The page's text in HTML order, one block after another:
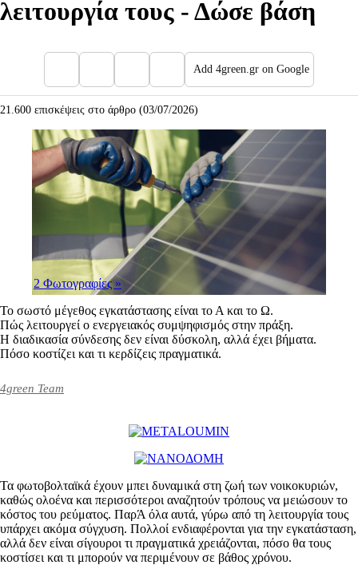
λειτουργία τους - Δώσε βάση
Add 4green.gr on Google
21.600 επισκέψεις στο άρθρο (03/07/2026)
2 Φωτογραφίες »
Το σωστό μέγεθος εγκατάστασης είναι το Α και το Ω.
Πώς λειτουργεί ο ενεργειακός συμψηφισμός στην πράξη.
Η διαδικασία σύνδεσης δεν είναι δύσκολη, αλλά έχει βήματα.
Πόσο κοστίζει και τι κερδίζεις πραγματικά.
4green Team
Τα φωτοβολταϊκά έχουν μπει δυναμικά στη ζωή των νοικοκυριών,
καθώς ολοένα και περισσότεροι αναζητούν τρόπους να μειώσουν το
κόστος του ρεύματος. ΠαρΆ όλα αυτά, γύρω από τη λειτουργία τους
υπάρχει ακόμα σύγχυση. Πολλοί ενδιαφέρονται για την εγκατάσταση,
αλλά δεν είναι σίγουροι τι πραγματικά χρειάζονται, πόσο θα τους
κοστίσει και τι μπορούν να περιμένουν σε βάθος χρόνου.